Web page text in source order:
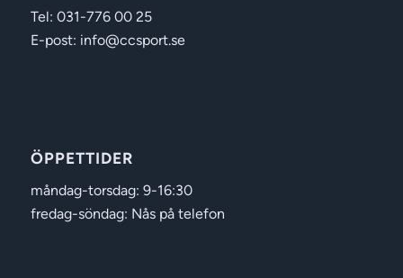
Tel: 031-776 00 25
E-post: info@ccsport.se
ÖPPETTIDER
måndag-torsdag: 9-16:30
fredag-söndag: Nås på telefon